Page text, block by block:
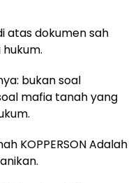
atas dokumen sah
bukan soal
mafia tanah yang
KOPPERSON Adalah